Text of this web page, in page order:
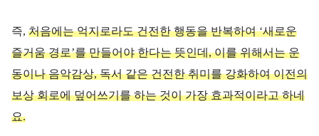
즉, 처음에는 억지로라도 건전한 행동을 반복하여 ‘새로운
즐거움 경로’를 만들어야 한다는 뜻인데, 이를 위해서는 운
동이나 음악감상, 독서 같은 건전한 취미를 강화하여 이전의
보상 회로에 덮어쓰기를 하는 것이 가장 효과적이라고 하네
요.